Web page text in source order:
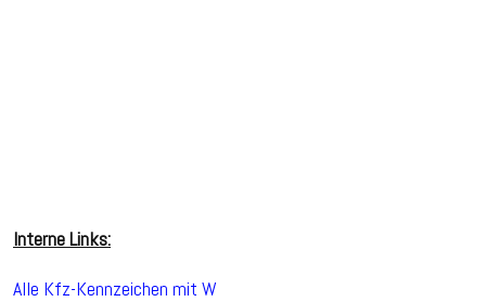
Interne Links:
Alle Kfz-Kennzeichen mit W